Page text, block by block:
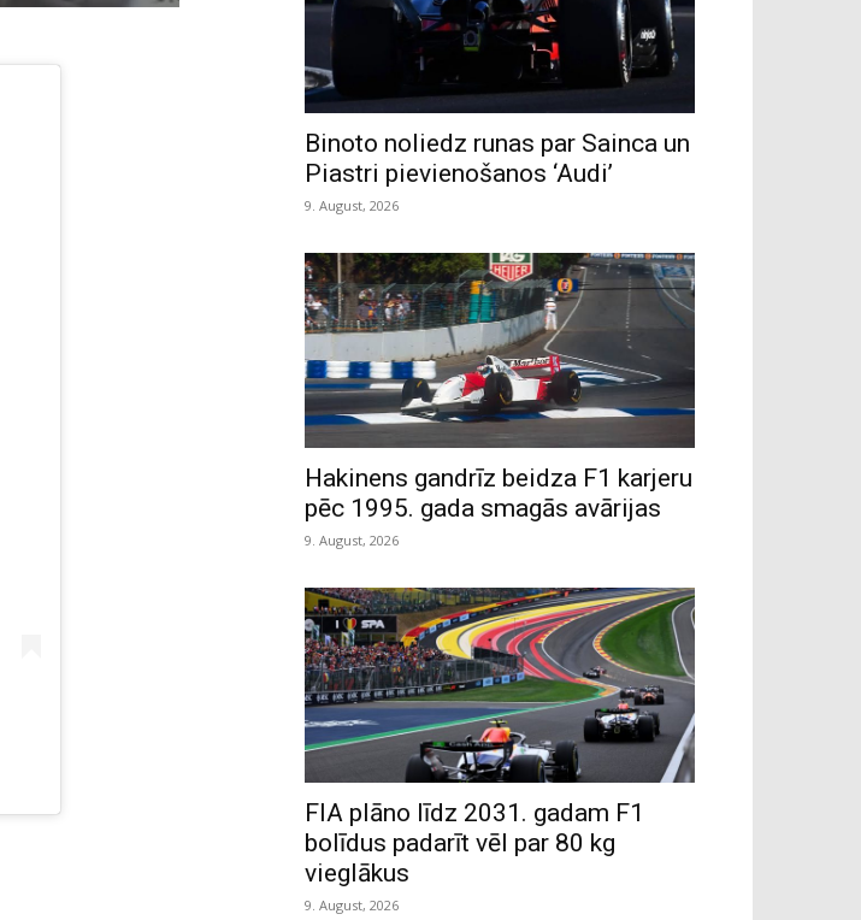
Binoto noliedz runas par Sainca un
Piastri pievienošanos ‘Audi’
9. August, 2026
Hakinens gandrīz beidza F1 karjeru
pēc 1995. gada smagās avārijas
9. August, 2026
FIA plāno līdz 2031. gadam F1
bolīdus padarīt vēl par 80 kg
vieglākus
9. August, 2026